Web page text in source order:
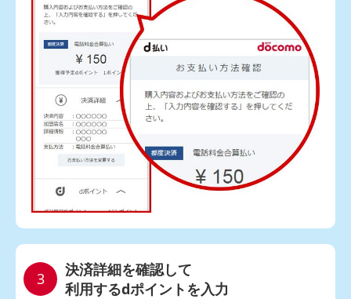
決済詳細を確認して
利用するdポイントを入力